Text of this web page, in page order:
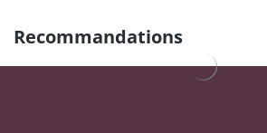
Recommandations